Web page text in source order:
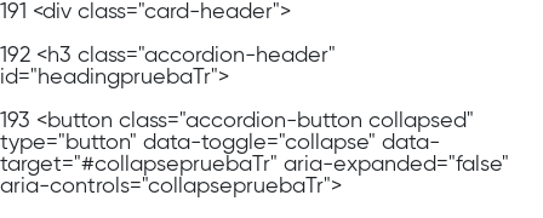
191 <div class="card-header">
192 <h3 class="accordion-header"
id="headingpruebaTr">
193 <button class="accordion-button collapsed"
type="button" data-toggle="collapse" data-
target="#collapsepruebaTr" aria-expanded="false"
aria-controls="collapsepruebaTr">